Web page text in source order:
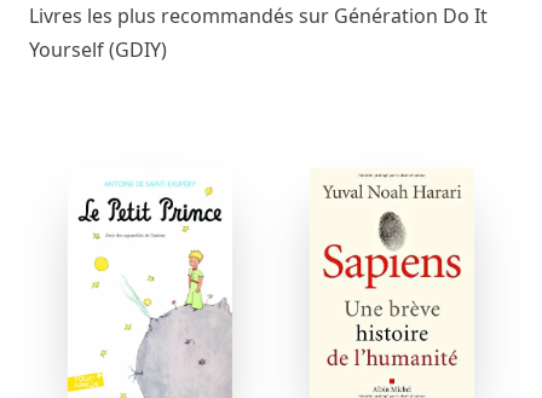
Livres les plus recommandés sur Génération Do It
Yourself (GDIY)